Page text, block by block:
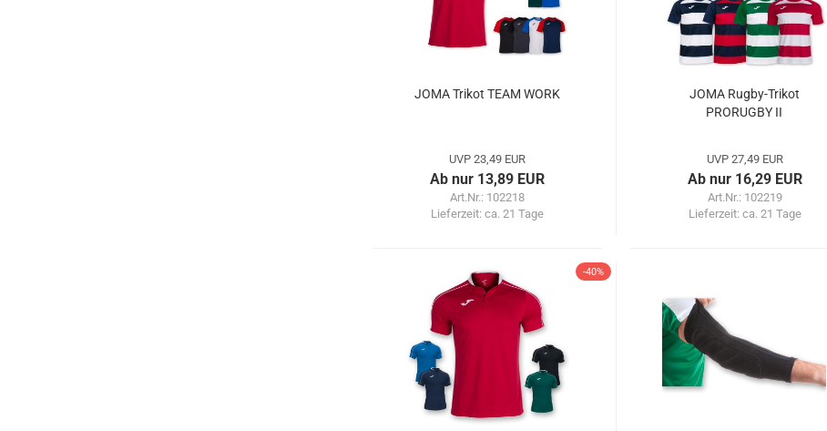
JOMA Trikot TEAM WORK
UVP 23,49 EUR
Ab nur 13,89 EUR
Art.Nr.: 102218
Lieferzeit:ca. 21 Tage
JOMA Rugby-Trikot
PRORUGBY II
UVP 27,49 EUR
Ab nur 16,29 EUR
Art.Nr.: 102219
Lieferzeit: ca. 21 Tage
-40%